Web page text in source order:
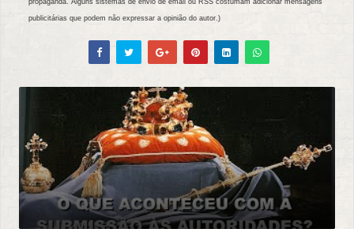
propaganda. Alguns sistemas de envio de email ou RSS costumam adicionar mensagens
publicitárias que podem não expressar a opinião do autor.)